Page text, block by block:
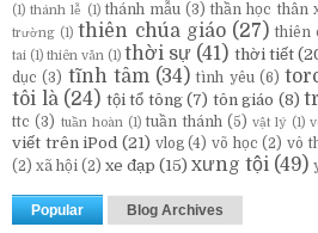
(1) thánh lễ (1) thánh mẫu (3) thần học thân
trường (1) thiên chúa giáo (27) thiên
tai (1) thiên văn (1) thời sự (41) thời tiết
dục (3) tĩnh tâm (34) tình yêu (6)
tôi là (24) tội tổ tông (7) tôn giáo (8)
ttc (3) tuần hoàn (1) tuần thánh (5) vật lý (1)
viết trên iPod (21) vlog (4) võ học (2) vô
(2) xã hội (2) xe đạp (15) xưng tội (49)
Popular Blog Archives